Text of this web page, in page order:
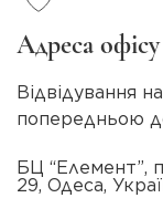
Адреса офісу
Відвідування
попередньою
БЦ “Елемент”,
29, Одеса,